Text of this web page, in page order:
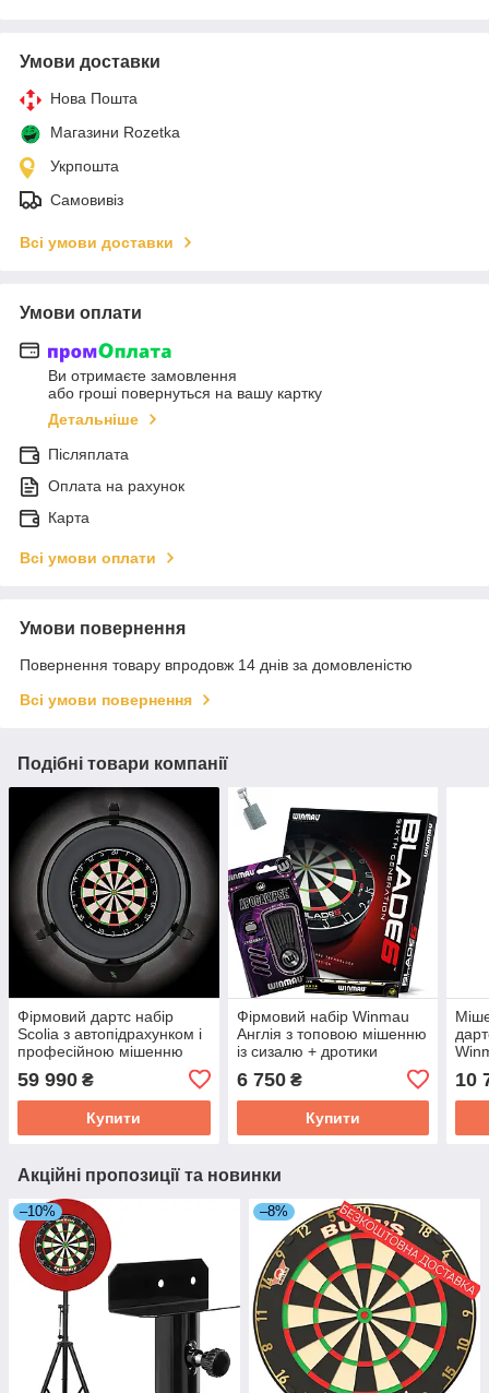
Умови доставки
Нова Пошта
Магазини Rozetka
Укрпошта
Самовивіз
Всі умови доставки
Умови оплати
Ви отримаєте замовлення
або гроші повернуться на вашу картку
Детальніше
Післяплата
Оплата на рахунок
Карта
Всі умови оплати
Умови повернення
Повернення товару впродовж 14 днів за домовленістю
Всі умови повернення
Подібні товари компанії
Фірмовий дартс набір
Scolia з автопідрахунком і
професійною мішенню
59 990 ₴
Купити
Фірмовий набір Winmau
Англія з топовою мішенню
із сизалю + дротики
лінія
6 750₴
Купити
10
Акційні пропозиції та новинки
–10% –8%